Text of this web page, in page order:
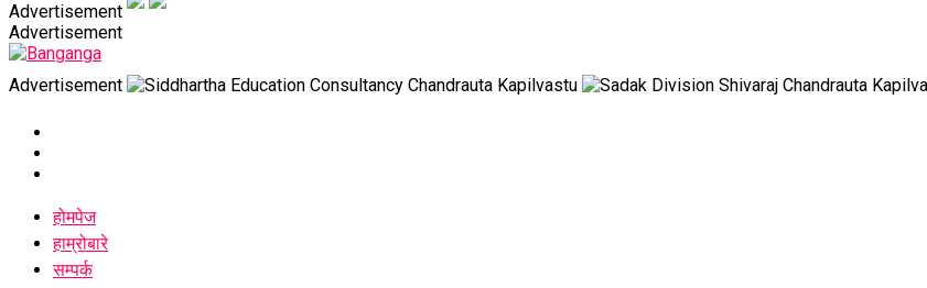
Advertisement
Advertisement
Advertisement
होमपेज
हाम्रोबारे
सम्पर्क